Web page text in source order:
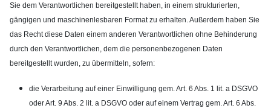
Sie dem Verantwortlichen bereitgestellt haben, in einem strukturierten,
gängigen und maschinenlesbaren Format zu erhalten. Außerdem haben Sie
das Recht diese Daten einem anderen Verantwortlichen ohne Behinderung
durch den Verantwortlichen, dem die personenbezogenen Daten
bereitgestellt wurden, zu übermitteln, sofern:
die Verarbeitung auf einer Einwilligung gem. Art. 6 Abs. 1 lit. a DSGVO
oder Art. 9 Abs. 2 lit. a DSGVO oder auf einem Vertrag gem. Art. 6 Abs.